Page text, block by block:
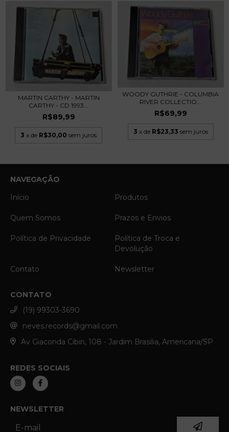
MARTIN CARTHY - MARTIN
CARTHY - CD 1993...
R$89,99
3 x de R$30,00 sem juros
WOODY GUTHRIE - COLUMBIA
RIVER COLLECTIO...
R$69,99
3 x de R$23,33 sem juros
NAVEGAÇÃO
Início
Produtos
Quem Somos Prazos e Envios
Política de Privacidade
Política de Troca e
Devolução
Contato Newsletter
CONTATO
(19) 99303-3690
neves.records@gmail.com
Av Giaconda Cibin, 108 - Jardim Brasilia, Americana/SP
REDES SOCIAIS
NEWSLETTER